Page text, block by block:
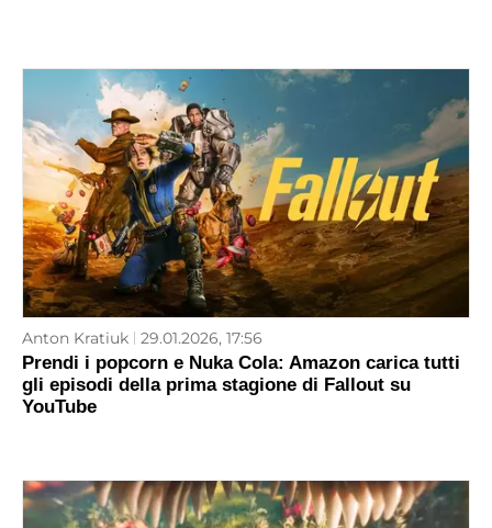
Anton Kratiuk 29.01.2026, 17:56
Prendi i popcorn e Nuka Cola: Amazon carica tutti
gli episodi della prima stagione di Fallout su
YouTube